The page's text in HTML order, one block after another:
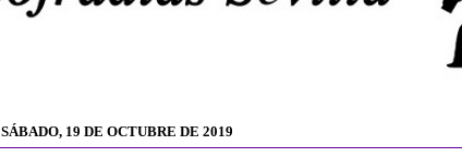
SÁBADO, 19 DE OCTUBRE DE 2019